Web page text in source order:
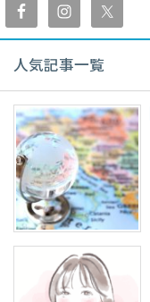
人気記事一覧